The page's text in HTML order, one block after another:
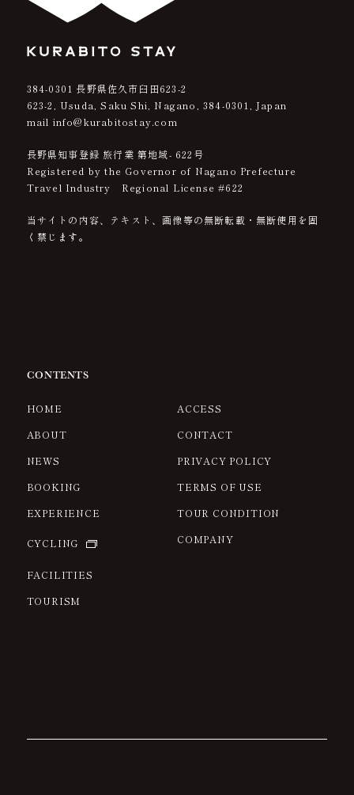
384-0301 長野県佐久市臼田623-2
623-2, Usuda, Saku Shi, Nagano, 384-0301
, Japan
mail info@kurabitostay.com
長野県知事登録 旅行業 第地域- 622号
Registered by the Governor of Nagano Prefecture
Travel Industry Regional License #622
当サイトの内容、テキスト、画像等の無断転載・無断使用を固
く禁じます。
CONTENTS
HOME
ABOUT
NEWS
BOOKING
EXPERIENCE
CYCLING
FACILITIES
TOURISM
ACCESS
CONTACT
PRIVACY POLICY
TERMS OF USE
TOUR CONDITION
COMPANY